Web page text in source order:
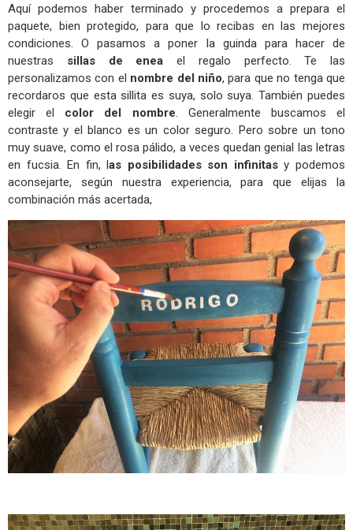
Aquí podemos haber terminado y procedemos a prepara el
paquete, bien protegido, para que lo recibas en las mejores
condiciones. O pasamos a poner la guinda para hacer de
nuestras sillas de enea el regalo perfecto. Te las
personalizamos con el nombre del niño, para que no tenga que
recordaros que esta sillita es suya, solo suya. También puedes
elegir el color del nombre. Generalmente buscamos el
contraste y el blanco es un color seguro. Pero sobre un tono
muy suave, como el rosa pálido, a veces quedan genial las letras
en fucsia. En fin, las posibilidades son infinitasy podemos
aconsejarte, según nuestra experiencia, para que elijas la
combinación más acertada,